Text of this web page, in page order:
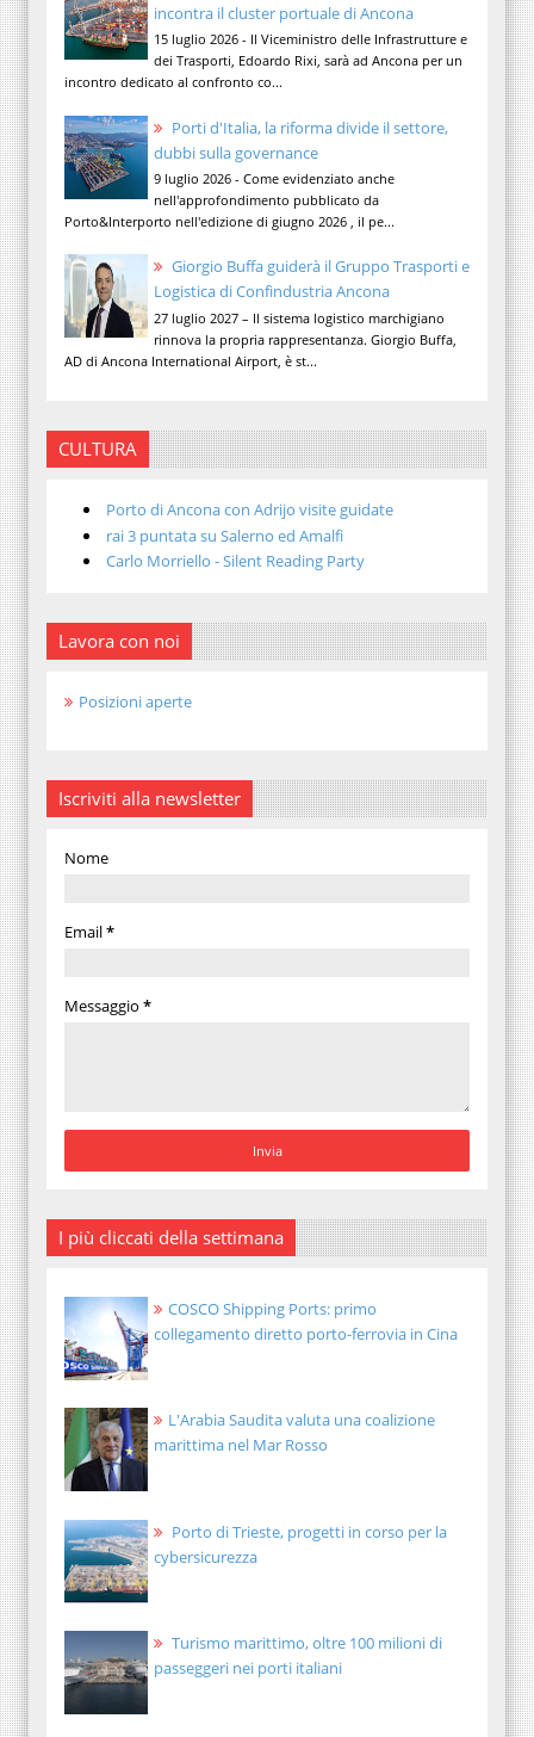
incontra il cluster portuale di Ancona
15 luglio 2026 - Il Viceministro delle Infrastrutture e
dei Trasporti, Edoardo Rixi, sarà ad Ancona per un
incontro dedicato al confronto co...
Porti d'Italia, la riforma divide il settore,
dubbi sulla governance
9 luglio 2026 - Come evidenziato anche
nell'approfondimento pubblicato da
Porto&Interporto nell'edizione di giugno 2026 , il pe...
Giorgio Buffa guiderà il Gruppo Trasporti e
Logistica di Confindustria Ancona
27 luglio 2027 – Il sistema logistico marchigiano
rinnova la propria rappresentanza. Giorgio Buffa,
AD di Ancona International Airport, è st...
CULTURA
Porto di Ancona con Adrijo visite guidate
rai 3 puntata su Salerno ed Amalfi
Carlo Morriello - Silent Reading Party
Lavora con noi
Posizioni aperte
Iscriviti alla newsletter
Nome
Email*
Messaggio *
I più cliccati della settimana
COSCO Shipping Ports: primo
collegamento diretto porto-ferrovia in Cina
L'Arabia Saudita valuta una coalizione
marittima nel Mar Rosso
Porto di Trieste, progetti in corso per la
cybersicurezza
Turismo marittimo, oltre 100 milioni di
passeggeri nei porti italiani